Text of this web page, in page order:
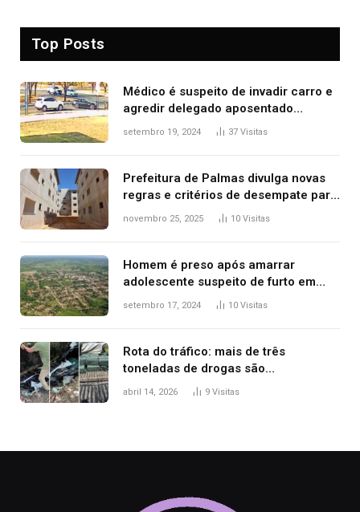
Top Posts
Médico é suspeito de invadir carro e
agredir delegado aposentado
durante confusão no trânsito
setembro 19, 2024 37 Visitas
Prefeitura de Palmas divulga novas
regras e critérios de desempate para
seleção de famílias no Minha Casa,
novembro 25, 2025 10 Visitas
Homem é preso após amarrar
adolescente suspeito de furto em
estaca de cerca e agredi-lo
setembro 17, 2024 10 Visitas
Rota do tráfico: mais de três
toneladas de drogas são
apreendidas no TO em três meses
abril 14, 2026 9 Visitas